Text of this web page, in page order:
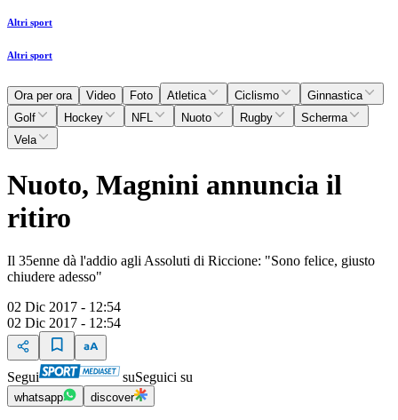
Altri sport
Altri sport
Ora per ora Video Foto Atletica Ciclismo
Ginnastica
Golf
Hockey NFL Nuoto Rugby
Scherma
Vela
Nuoto, Magnini annuncia il
ritiro
Il 35enne dà l'addio agli Assoluti di Riccione: "Sono felice, giusto
chiudere adesso"
02 Dic 2017 - 12:54
02 Dic 2017 - 12:54
Segui suSeguici su
whatsapp discover